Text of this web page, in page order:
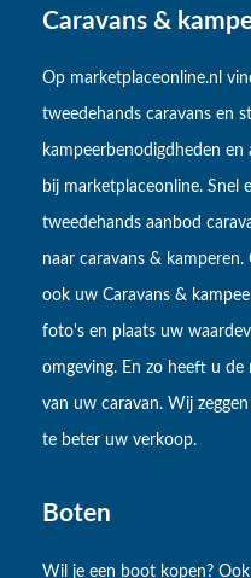
Caravans &
Op marketplaceonline.nl
tweedehands caravans en
kampeerbenodigdheden
bij marketplaceonline. Snel
tweedehands aanbod
naar caravans &
ook uw Caravans &
foto's en plaats uw
omgeving. En zo heeft u
van uw caravan. Wij
te beter uw verkoop.
Boten
Wil je een boot kopen?